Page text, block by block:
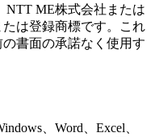
NTT ME株式会社または
は登録商標です。これ
書面の承諾なく使用す
、Word、Excel、